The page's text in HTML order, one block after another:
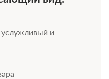
услужливый и